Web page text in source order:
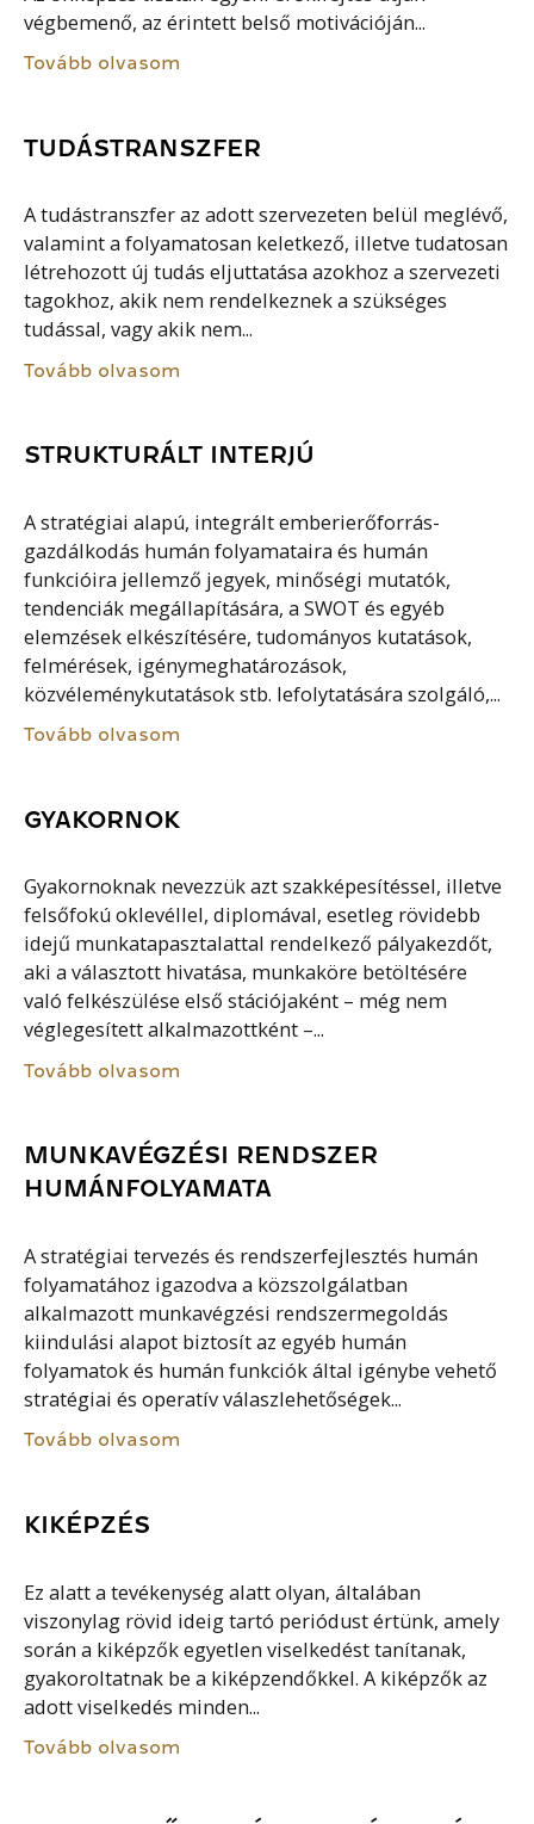
végbemenő, az érintett belső motivációján...
Tovább olvasom
TUDÁSTRANSZFER
A tudástranszfer az adott szervezeten belül meglévő,
valamint a folyamatosan keletkező, illetve tudatosan
létrehozott új tudás eljuttatása azokhoz a szervezeti
tagokhoz, akik nem rendelkeznek a szükséges
tudással, vagy akik nem...
Tovább olvasom
STRUKTURÁLT INTERJÚ
A stratégiai alapú, integrált emberierőforrás-
gazdálkodás humán folyamataira és humán
funkcióira jellemző jegyek, minőségi mutatók,
tendenciák megállapítására, a SWOT és egyéb
elemzések elkészítésére, tudományos kutatások,
felmérések, igénymeghatározások,
közvéleménykutatások stb. lefolytatására szolgáló,...
Tovább olvasom
GYAKORNOK
Gyakornoknak nevezzük azt szakképesítéssel, illetve
felsőfokú oklevéllel, diplomával, esetleg rövidebb
idejű munkatapasztalattal rendelkező pályakezdőt,
aki a választott hivatása, munkaköre betöltésére
való felkészülése első stációjaként – még nem
véglegesített alkalmazottként –...
Tovább olvasom
MUNKAVÉGZÉSI RENDSZER
HUMÁNFOLYAMATA
A stratégiai tervezés és rendszerfejlesztés humán
folyamatához igazodva a közszolgálatban
alkalmazott munkavégzési rendszermegoldás
kiindulási alapot biztosít az egyéb humán
folyamatok és humán funkciók által igénybe vehető
stratégiai és operatív válaszlehetőségek...
Tovább olvasom
KIKÉPZÉS
Ez alatt a tevékenység alatt olyan, általában
viszonylag rövid ideig tartó periódust értünk, amely
során a kiképzők egyetlen viselkedést tanítanak,
gyakoroltatnak be a kiképzendőkkel. A kiképzők az
adott viselkedés minden...
Tovább olvasom